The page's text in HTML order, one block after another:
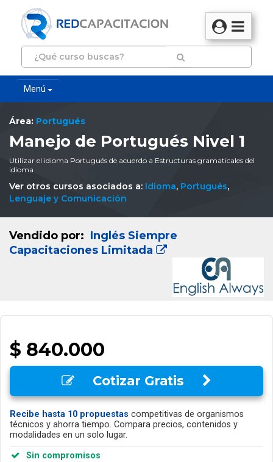
Menú
Área: Portugués
Manejo de Portugués Nivel 1
Utilizar el idioma Portugués de acuerdo a Estructuras gramaticales del
idioma
Ver otros cursos asociados a: Idioma, Portugués,
Lenguaje y Comunicación
Vendido por: Inglés Siempre
Capacitaciones Limitada
$ 840.000
Cotizar Gratis
Recibe hasta 10 propuestas competitivas de organismos
técnicos y ahorra tiempo. Compara precios, contenidos y
modalidades en un solo lugar.
Sin compromisos